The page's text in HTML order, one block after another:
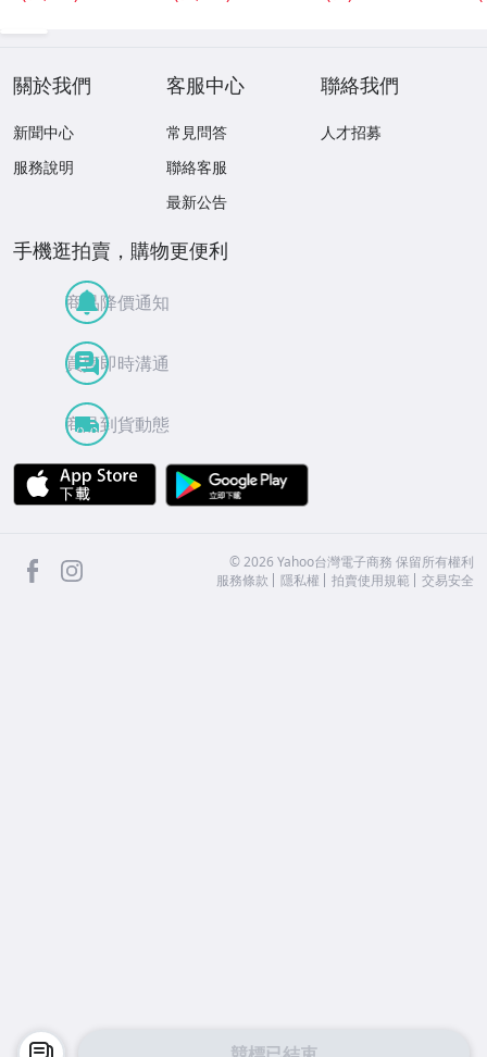
關於我們
新聞中心
服務說明
客服中心
常見問答
聯絡客服
最新公告
聯絡我們
人才招募
手機逛拍賣，購物更便利
商品降價通知
買賣即時溝通
商品到貨動態
APP Store
facebook ©2026 Yahoo台灣電子商務 保留所有權利
服務條款
隱私權 拍賣使用規範 交易安全